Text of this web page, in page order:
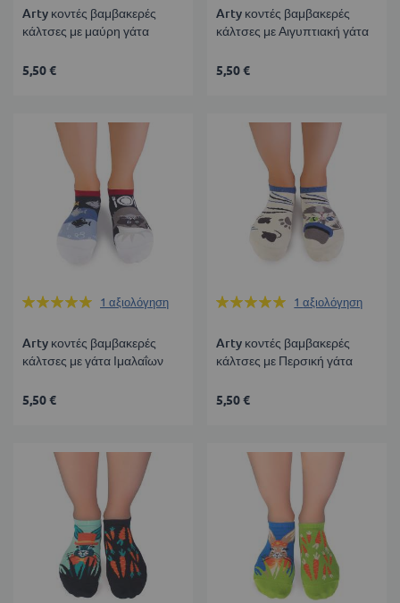
Arty κοντές βαμβακερές
κάλτσες με μαύρη γάτα
5,50 €
Arty κοντές βαμβακερές
κάλτσες με Αιγυπτιακή γάτα
5,50 €
Βαθμολογία:
1 αξιολόγηση
Arty κοντές βαμβακερές
κάλτσες με γάτα Ιμαλαΐων
5,50 €
Βαθμολογία:
1αξιολόγηση
Arty κοντές βαμβακερές
κάλτσες με Περσική γάτα
5,50 €